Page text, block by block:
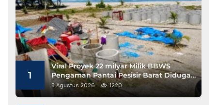
1
Viral Proyek 22 milyar Milik BBWS
Pengaman Pantai Pesisir Barat Diduga
Gunakan Besi Banci
5 Agustus 2026 1220